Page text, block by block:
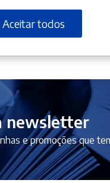
newsletter
e promoções que
Aceitar todos